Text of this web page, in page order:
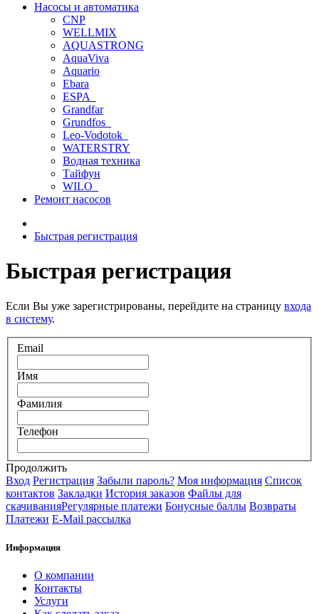
Насосы и автоматика
CNP
WELLMIX
AQUASTRONG
AquaViva
Aquario
Ebara
ESPA_
Grandfar
Grundfos_
Leo-Vodotok_
WATERSTRY
Водная техника
Тайфун
WILO_
Ремонт насосов
Быстрая регистрация
Быстрая регистрация
Если Вы уже зарегистрированы, перейдите на страницу входа
в систему.
Email
Имя
Фамилия
Телефон
Продолжить
Вход Регистрация Забыли пароль? Моя информация Список
контактов Закладки История заказов Файлы для
скачиванияРегулярные платежи Бонусные баллы Возвраты
Платежи E-Mail рассылка
Информация
О компании
Контакты
Услуги